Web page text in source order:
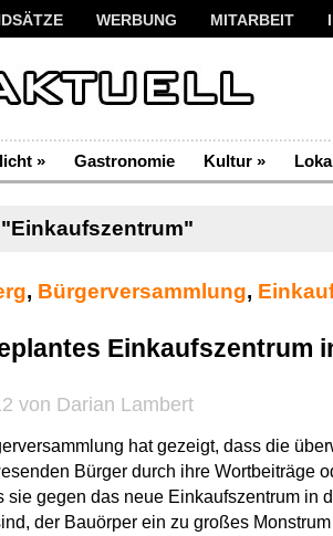
WERBUNG MITARBEIT
» Gastronomie Kultur »
"Einkaufszentrum"
, Bürgerversammlung,
Einkaufszentrum
von Darian Lambert
hat gezeigt, dass die
Bürger durch ihre Wortbeiträge
sie gegen das neue Einkaufszentrum in
der Bauörper ein zu großes